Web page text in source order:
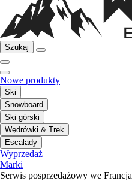
Szukaj
Nowe produkty
Ski
Snowboard
Ski górski
Wędrówki & Trek
Escalady
Wyprzedaż
Marki
Serwis posprzedażowy we Francja